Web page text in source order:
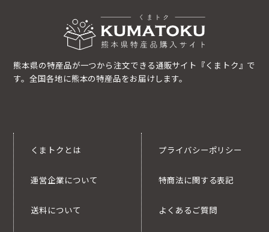
熊本県の特産品が一つから注文できる通販サイト『くまトク』で
す。全国各地に熊本の特産品をお届けします。
くまトクとは
運営企業について
送料について
プライバシーポリシー
特商法に関する表記
よくあるご質問